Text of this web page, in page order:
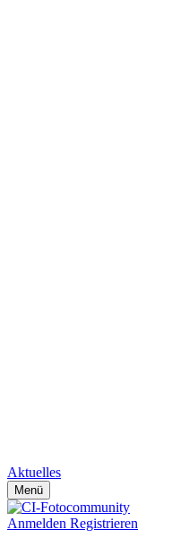
Aktuelles
Menü
Anmelden Registrieren